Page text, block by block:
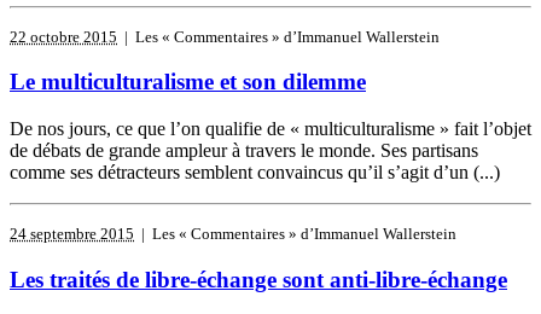
22 octobre 2015 | Les « Commentaires » d’Immanuel Wallerstein
Le multiculturalisme et son dilemme
De nos jours, ce que l’on qualifie de « multiculturalisme » fait l’objet
de débats de grande ampleur à travers le monde. Ses partisans
comme ses détracteurs semblent convaincus qu’il s’agit d’un (...)
24 septembre 2015 | Les « Commentaires » d’Immanuel Wallerstein
Les traités de libre-échange sont anti-libre-échange